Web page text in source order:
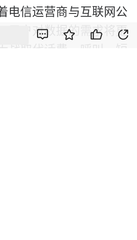
电信运营商与互联网公
用户对数据的需求将更
战取代话费、呼叫、短